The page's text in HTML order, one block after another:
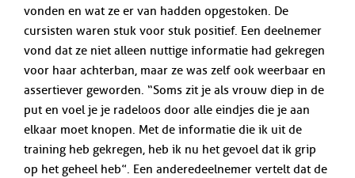
vonden en wat ze er van hadden opgestoken. De
cursisten waren stuk voor stuk positief. Een deelnemer
vond dat ze niet alleen nuttige informatie had gekregen
voor haar achterban, maar ze was zelf ook weerbaar en
assertiever geworden. “Soms zit je als vrouw diep in de
put en voel je je radeloos door alle eindjes die je aan
elkaar moet knopen. Met de informatie die ik uit de
training heb gekregen, heb ik nu het gevoel dat ik grip
op het geheel heb”. Een andere deelnemer vertelt dat de